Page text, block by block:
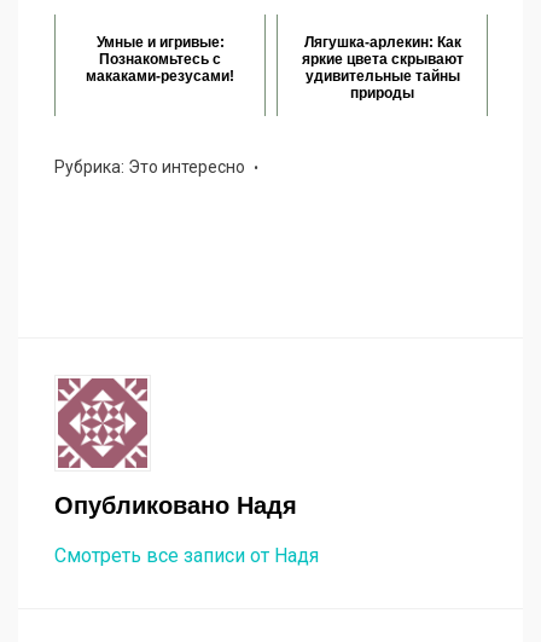
Умные и игривые:
Познакомьтесь с
макаками-резусами!
Лягушка-арлекин: Как
яркие цвета скрывают
удивительные тайны
природы
Рубрика: Это интересно
Опубликовано Надя
Смотреть все записи от Надя